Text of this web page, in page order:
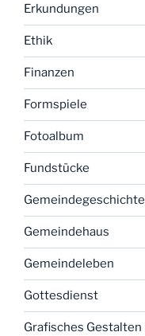
Erkundungen
Ethik
Finanzen
Formspiele
Fotoalbum
Fundstücke
Gemeindegeschichte
Gemeindehaus
Gemeindeleben
Gottesdienst
Grafisches Gestalten